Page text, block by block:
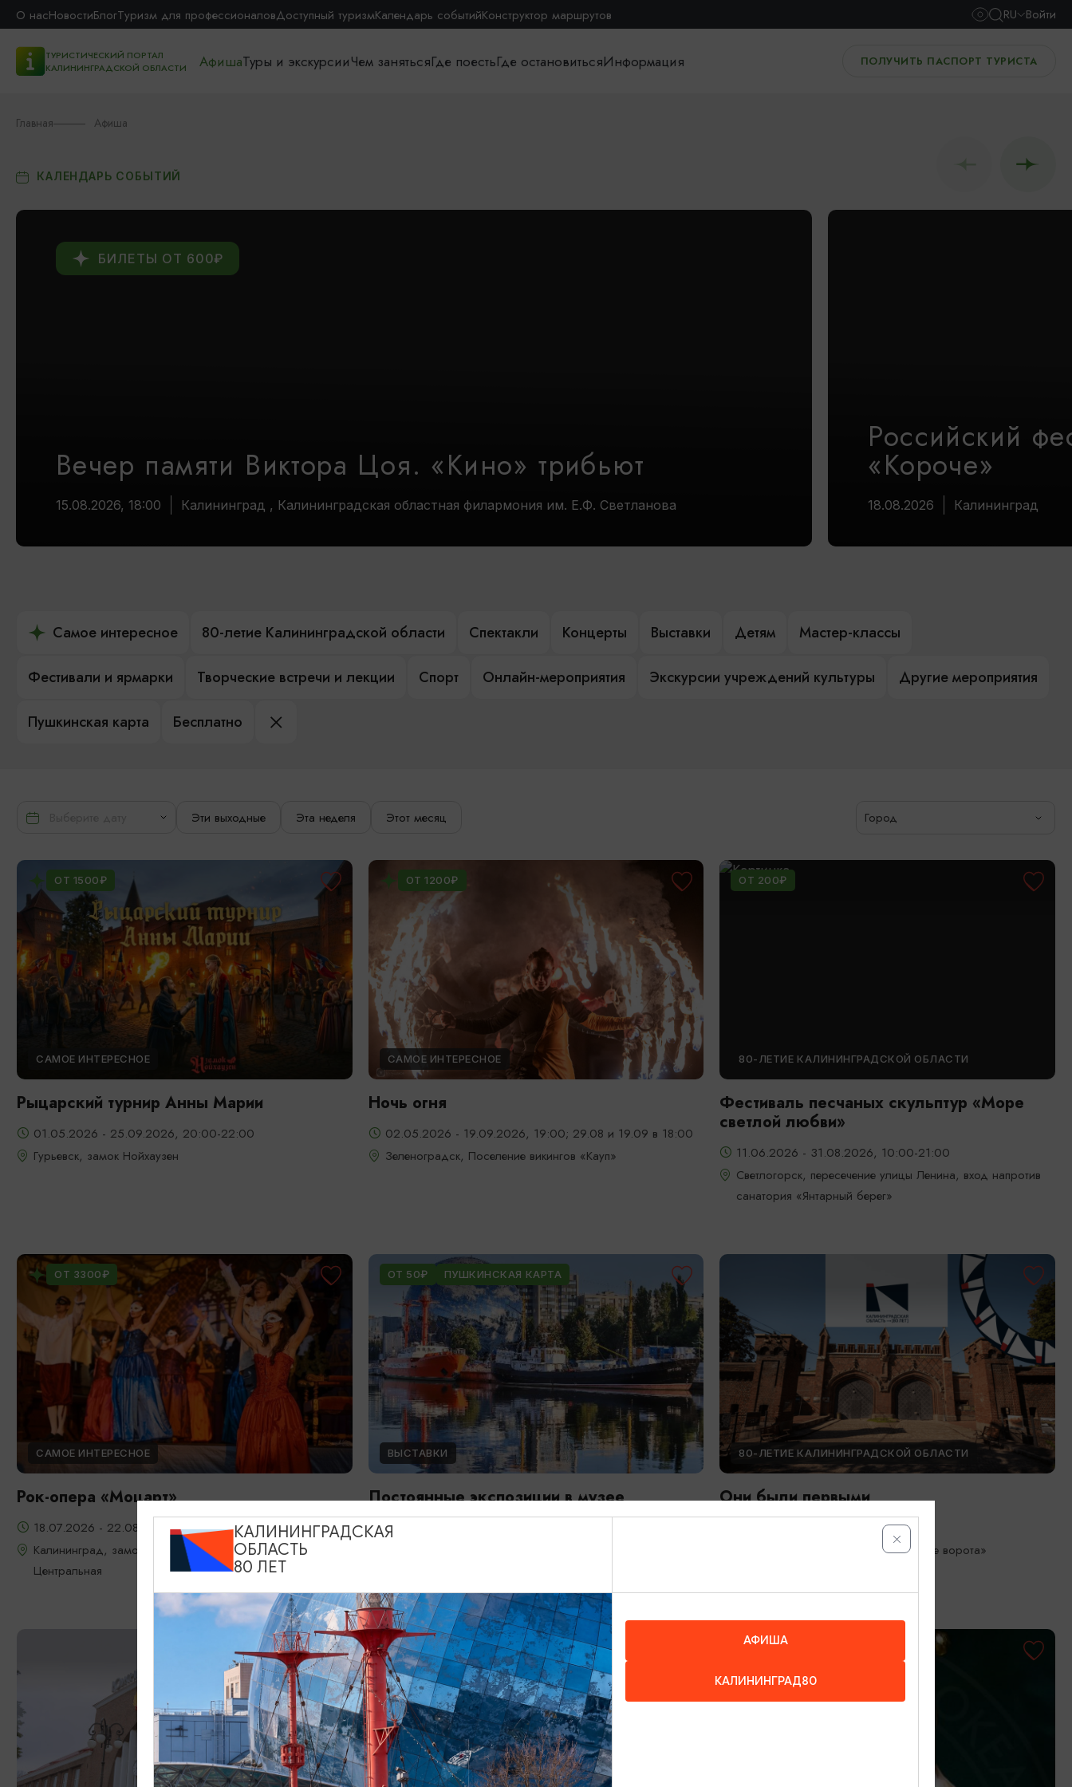
О насНовостиБлогТуризм для профессионаловДоступный туризмКалендарь событийКонструктор маршрутов RU Войти
ТУРИСТИЧЕСКИЙ ПОРТАЛ
КАЛИНИНГРАДСКОЙ ОБЛАСТИ
АфишаТуры и экскурсииЧем занятьсяГде поестьГде остановитьсяИнформация ПОЛУЧИТЬ ПАСПОРТ ТУРИСТА
Главная Афиша
КАЛЕНДАРЬ СОБЫТИЙ
Вечер памяти Виктора Цоя. «Кино» трибьют
15.08.2026, 18:00 Калининград , Калининградская областная филармония им. Е.Ф. Светланова
БИЛЕТЫ ОТ 600₽
Российский
«Короче»
18.08.2026 Калининград
Самое интересное 80-летие Калининградской области Спектакли Концерты Выставки Детям Мастер-классы
Фестивали и ярмарки Творческие встречи и лекции Спорт Онлайн-мероприятия Экскурсии учреждений культуры Другие мероприятия
Пушкинская карта Бесплатно
Эти выходные Эта неделя Этот месяц Город
ОТ 1500₽
САМОЕ ИНТЕРЕСНОЕ
Рыцарский турнир Анны Марии
01.05.2026 - 25.09.2026, 20:00-22:00
Гурьевск, замок Нойхаузен
ОТ 1200₽
САМОЕ ИНТЕРЕСНОЕ
Ночь огня
02.05.2026 - 19.09.2026, 19:00; 29.08 и 19.09 в 18:00
Зеленоградск, Поселение викингов «Кауп»
ОТ 200₽
80-ЛЕТИЕ КАЛИНИНГРАДСКОЙ ОБЛАСТИ
Фестиваль песчаных скульптур «Море
светлой любви»
11.06.2026 - 31.08.2026, 10:00-21:00
Светлогорск, пересечение улицы Ленина, вход напротив
санатория «Янтарный берег»
ОТ 3300₽
САМОЕ ИНТЕРЕСНОЕ
Рок-опера «Моцарт»
18.07.2026 - 22.08.2026, 18:00, 7.08 и 22.08 в 17:00
Калининград, замок Шаакен, пос. Некрасово, ул.
Центральная
ОТ 50₽ ПУШКИНСКАЯ КАРТА
ВЫСТАВКИ
Постоянные экспозиции в музее
Мирового океана
80-ЛЕТИЕ КАЛИНИНГРАДСКОЙ ОБЛАСТИ
Они были первыми
Калининград, Музей «Фридландские ворота»
КАЛИНИНГРАДСКАЯ
ОБЛАСТЬ
80 ЛЕТ
АФИША
КАЛИНИНГРАД80